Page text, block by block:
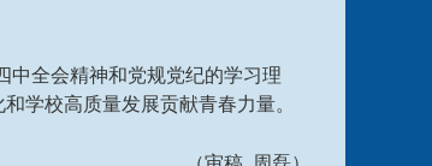
中全会精神和党规党纪的学习理
学校高质量发展贡献青春力量。